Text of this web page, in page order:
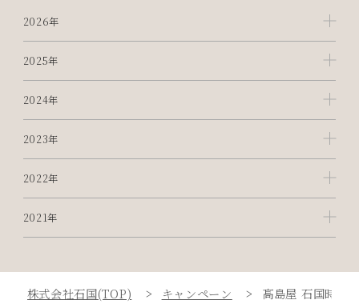
2026年
2025年
2024年
2023年
2022年
2021年
株式会社石国(TOP) キャンペーン 髙島屋 石国時計